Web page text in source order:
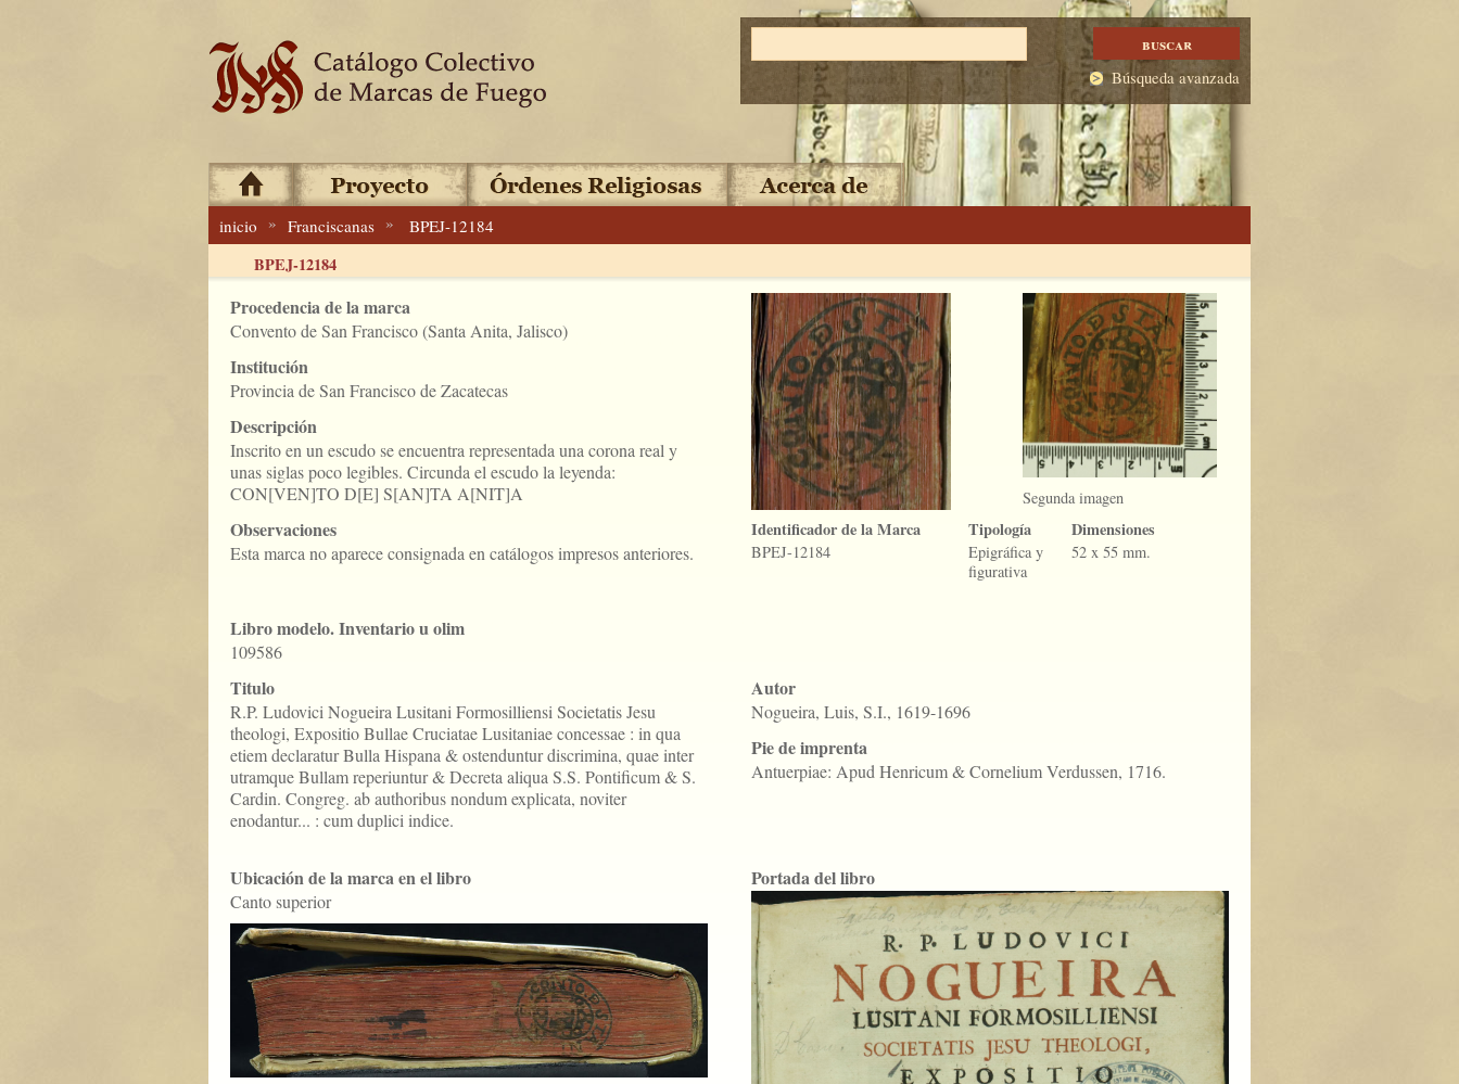
Búsqueda avanzada
inicio » Franciscanas » BPEJ-12184
BPEJ-12184
Procedencia de la marca
Convento de San Francisco (Santa Anita, Jalisco)
Institución
Provincia de San Francisco de Zacatecas
Descripción
Inscrito en un escudo se encuentra representada una corona real y
unas siglas poco legibles. Circunda el escudo la leyenda:
CON[VEN]TO D[E] S[AN]TA A[NIT]A
Observaciones
Esta marca no aparece consignada en catálogos impresos anteriores.
Segunda imagen
Identificador de la Marca
BPEJ-12184
Tipología
Epigráfica y
figurativa
Dimensiones
52 x 55 mm.
Libro modelo. Inventario u olim
109586
Titulo
R.P. Ludovici Nogueira Lusitani Formosilliensi Societatis Jesu
theologi, Expositio Bullae Cruciatae Lusitaniae concessae : in qua
etiem declaratur Bulla Hispana & ostenduntur discrimina, quae inter
utramque Bullam reperiuntur & Decreta aliqua S.S. Pontificum & S.
Cardin. Congreg. ab authoribus nondum explicata, noviter
enodantur... : cum duplici indice.
Autor
Nogueira, Luis, S.I., 1619-1696
Pie de imprenta
Antuerpiae: Apud Henricum & Cornelium Verdussen, 1716.
Ubicación de la marca en el libro
Canto superior
Portada del libro